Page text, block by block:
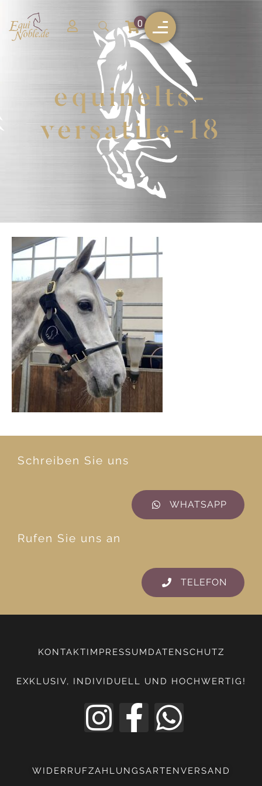
0
equinelts-
versatile-18
Schreiben Sie uns
WHATSAPP
Rufen Sie uns an
TELEFON
KONTAKT IMPRESSUM DATENSCHUTZ
EXKLUSIV, INDIVIDUELL UND HOCHWERTIG!
WIDERRUF ZAHLUNGSARTEN VERSAND